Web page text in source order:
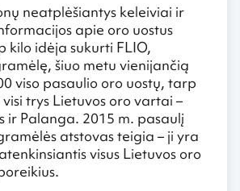
neatplėšiantys keleiviai ir
apie oro uostus
kilo idėja sukurti FLIO,
šiuo metu vienijančią
viso pasaulio oro uostų, tarp
trys Lietuvos oro vartai –
ir Palanga. 2015 m. pasaulį
atstovas teigia – ji yra
visus Lietuvos oro